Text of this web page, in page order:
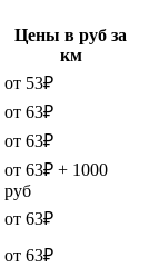
Цены в руб за
км
от 53₽
от 63₽
от 63₽
от 63₽ + 1000
руб
от 63₽
от 63₽